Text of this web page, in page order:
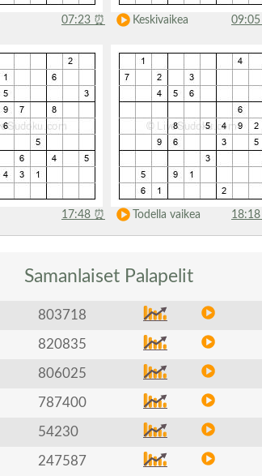
07:23 ⏰ Keskivaikea 09:05
17:48 ⏰ Todella vaikea 18:18
Samanlaiset Palapelit
803718
820835
806025
787400
54230
247587